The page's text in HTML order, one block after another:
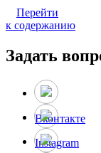
Перейти
к содержанию
Задать
Вконтакте
Instagram